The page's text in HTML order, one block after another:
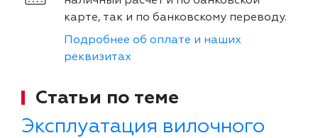
карте, так и по банковскому переводу.
Подробнее об оплате и наших
реквизитах
Статьи по теме
Эксплуатация вилочного